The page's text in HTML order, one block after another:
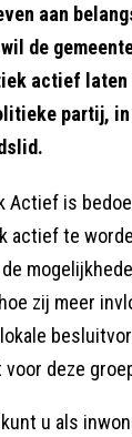
aan
de
actief laten
partij,
Actief is
actief te
zij meer
deze
u als